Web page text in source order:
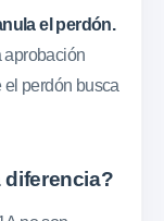
el perdón.
aprobación
perdón busca
diferencia?